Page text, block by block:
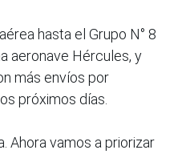
hasta el Grupo N° 8
aeronave Hércules, y
más envíos por
próximos días.
Ahora vamos a priorizar